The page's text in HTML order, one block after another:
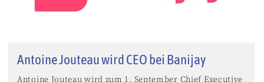
Antoine Jouteau wird CEO bei Banijay
Antoine Jouteau wird zum 1. September Chief Executive